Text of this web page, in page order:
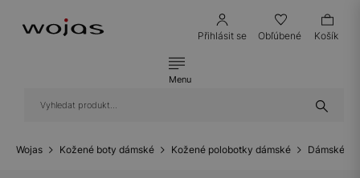
Přihlásit se Obľúbené Košík
Menu
Wojas Kožené boty dámské Kožené polobotky dámské Dámské